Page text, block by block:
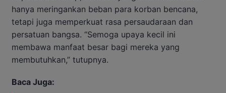
hanya meringankan beban para korban bencana,
tetapi juga memperkuat rasa persaudaraan dan
persatuan bangsa. “Semoga upaya kecil ini
membawa manfaat besar bagi mereka yang
membutuhkan,” tutupnya.
Baca Juga: